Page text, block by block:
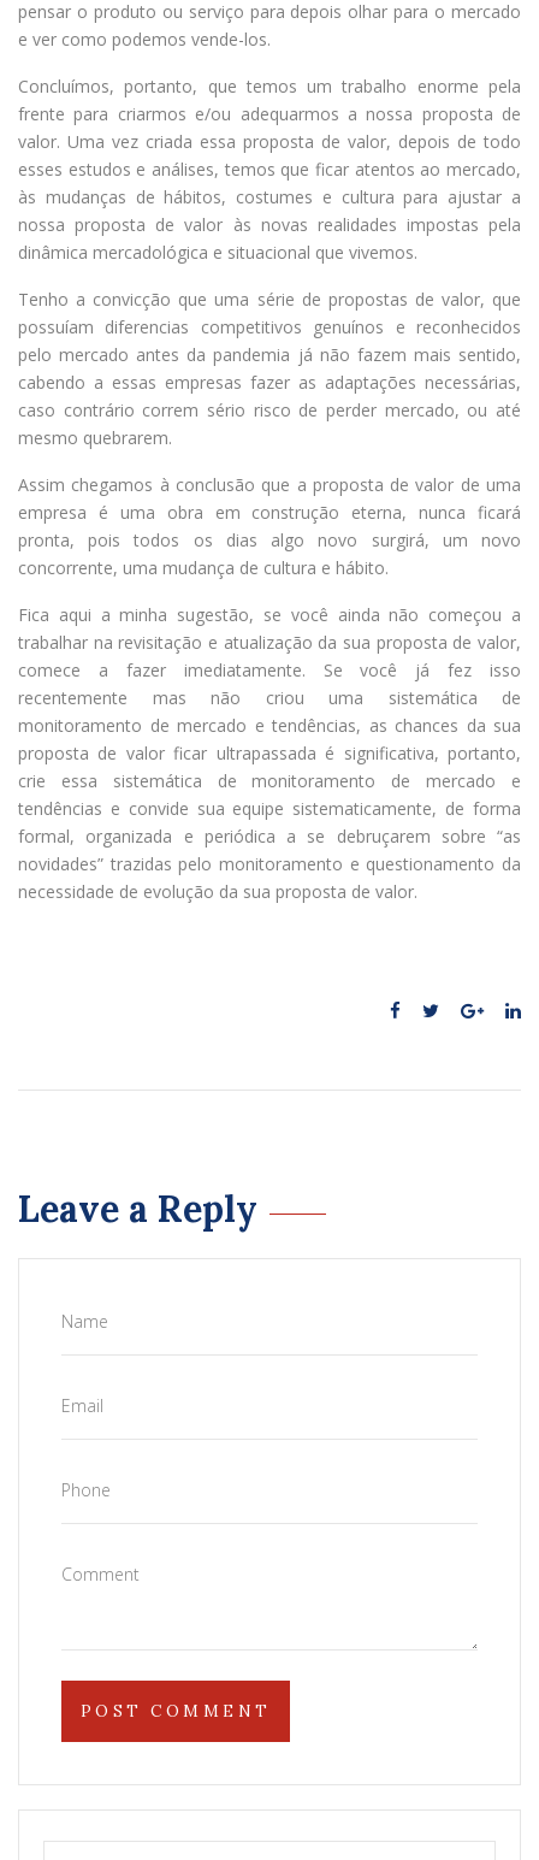
pensar o produto ou serviço para depois olhar para o mercado
e ver como podemos vende-los.
Concluímos, portanto, que temos um trabalho enorme pela
frente para criarmos e/ou adequarmos a nossa proposta de
valor. Uma vez criada essa proposta de valor, depois de todo
esses estudos e análises, temos que ficar atentos ao mercado,
às mudanças de hábitos, costumes e cultura para ajustar a
nossa proposta de valor às novas realidades impostas pela
dinâmica mercadológica e situacional que vivemos.
Tenho a convicção que uma série de propostas de valor, que
possuíam diferencias competitivos genuínos e reconhecidos
pelo mercado antes da pandemia já não fazem mais sentido,
cabendo a essas empresas fazer as adaptações necessárias,
caso contrário correm sério risco de perder mercado, ou até
mesmo quebrarem.
Assim chegamos à conclusão que a proposta de valor de uma
empresa é uma obra em construção eterna, nunca ficará
pronta, pois todos os dias algo novo surgirá, um novo
concorrente, uma mudança de cultura e hábito.
Fica aqui a minha sugestão, se você ainda não começou a
trabalhar na revisitação e atualização da sua proposta de valor,
comece a fazer imediatamente. Se você já fez isso
recentemente mas não criou uma sistemática de
monitoramento de mercado e tendências, as chances da sua
proposta de valor ficar ultrapassada é significativa, portanto,
crie essa sistemática de monitoramento de mercado e
tendências e convide sua equipe sistematicamente, de forma
formal, organizada e periódica a se debruçarem sobre “as
novidades” trazidas pelo monitoramento e questionamento da
necessidade de evolução da sua proposta de valor.
Leave a Reply
Name
Email
Phone
Comment